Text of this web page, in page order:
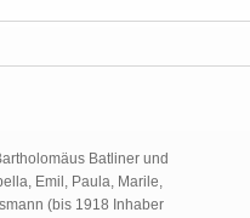
Batliner und
Emil, Paula, Marile,
(bis 1918 Inhaber